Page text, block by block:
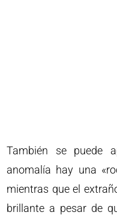
También se puede
anomalía hay una
mientras que el
brillante a pesar de